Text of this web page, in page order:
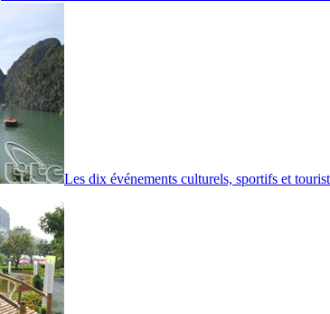
Les dix événements culturels, sportifs et